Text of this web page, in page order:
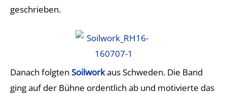
geschrieben.
Danach folgten Soilworkaus Schweden. Die Band
ging auf der Bühne ordentlich ab und motivierte das